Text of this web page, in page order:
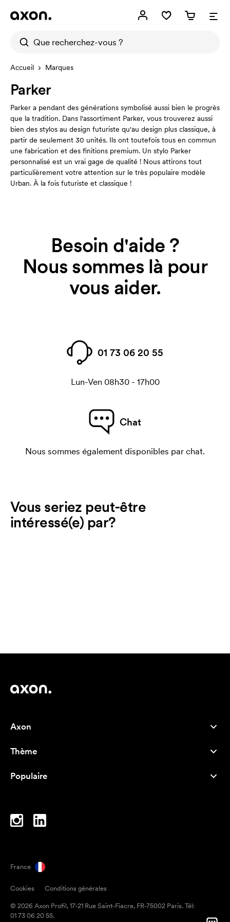
Accueil Marques
Parker
Parker a pendant des générations symbolisé aussi bien le progrès
que la tradition. Dans l'assortiment Parker, vous trouverez aussi
bien des stylos au design futuriste qu'au design plus classique, à
partir de seulement 30 unités. Ils ont toutefois tous en commun
une fabrication et des finitions premium. Un stylo Parker
personnalisé est un vrai gage de qualité ! Nous attirons tout
particulièrement votre attention sur le très populaire modèle
Urban. À la fois futuriste et classique !
Besoin d'aide ?
Nous sommes là pour
vous aider.
01 73 06 20 55
Lun-Ven 08h30 - 17h00
Chat
Nous sommes également disponibles par chat.
Vous seriez peut-être
intéressé(e) par?
Axon
À propos de nous
Careers
Thème
Best-seller
Inspiration
Populaire
Cahiers
Parapluies
France
Cookies
Conditions générales
© 2026 Axon Profil, 17-21 Rue Saint-Fiacre, FR-75002 Paris. Tél:
01 73 06 20 55.